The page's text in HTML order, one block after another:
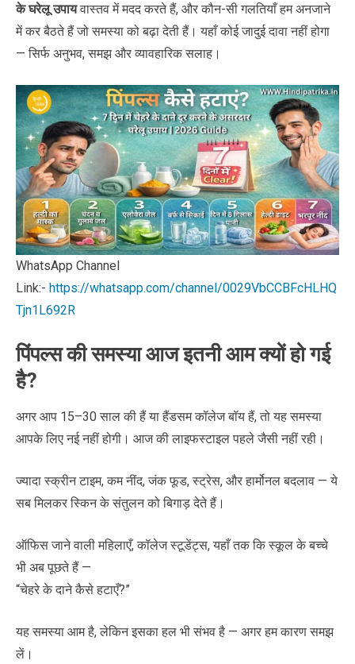
के घरेलू उपायवास्तव में मदद करते हैं, और कौन-सी गलतियाँ हम अनजाने
में कर बैठते हैं जो समस्या को बढ़ा देती हैं। यहाँ कोई जादुई दावा नहीं होगा
— सिर्फ अनुभव, समझ और व्यावहारिक सलाह।
WhatsApp Channel
Link:- https://whatsapp.com/channel/0029VbCCBFcHLHQ
Tjn1L692R
पिंपल्स की समस्या आज इतनी आम क्यों हो गई
है?
अगर आप 15–30 साल की हैं या हैंडसम कॉलेज बॉय हैं, तो यह समस्या
आपके लिए नई नहीं होगी। आज की लाइफस्टाइल पहले जैसी नहीं रही।
ज्यादा स्क्रीन टाइम, कम नींद, जंक फूड, स्ट्रेस, और हार्मोनल बदलाव — ये
सब मिलकर स्किन के संतुलन को बिगाड़ देते हैं।
ऑफिस जाने वाली महिलाएँ, कॉलेज स्टूडेंट्स, यहाँ तक कि स्कूल के बच्चे
भी अब पूछते हैं —
“चेहरे के दाने कैसे हटाएँ?”
यह समस्या आम है, लेकिन इसका हल भी संभव है — अगर हम कारण समझ
लें।